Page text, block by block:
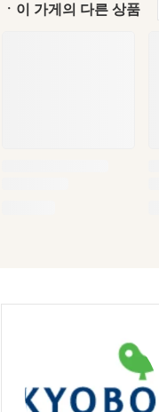
ㆍ이 가게의 다른 상품